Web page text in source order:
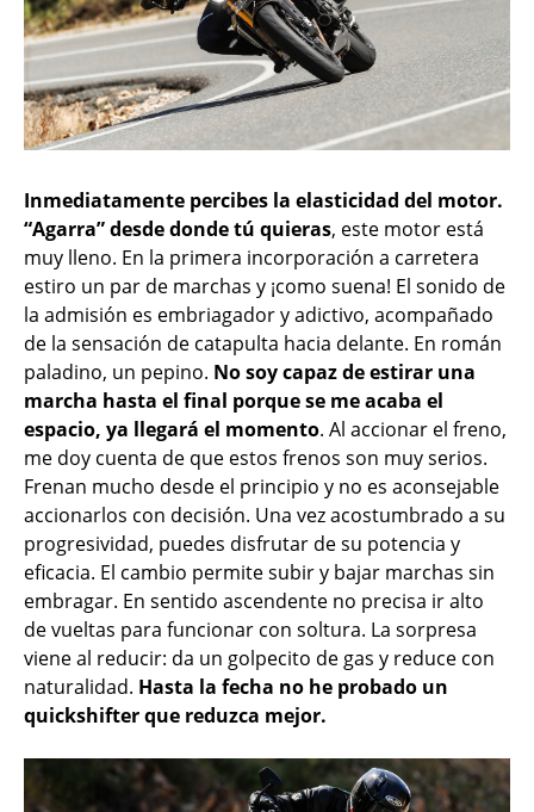
Inmediatamente percibes la elasticidad del motor.
“Agarra” desde donde tú quieras, este motor está
muy lleno. En la primera incorporación a carretera
estiro un par de marchas y ¡como suena! El sonido de
la admisión es embriagador y adictivo, acompañado
de la sensación de catapulta hacia delante. En román
paladino, un pepino. No soy capaz de estirar una
marcha hasta el final porque se me acaba el
espacio, ya llegará el momento. Al accionar el freno,
me doy cuenta de que estos frenos son muy serios.
Frenan mucho desde el principio y no es aconsejable
accionarlos con decisión. Una vez acostumbrado a su
progresividad, puedes disfrutar de su potencia y
eficacia. El cambio permite subir y bajar marchas sin
embragar. En sentido ascendente no precisa ir alto
de vueltas para funcionar con soltura. La sorpresa
viene al reducir: da un golpecito de gas y reduce con
naturalidad. Hasta la fecha no he probado un
quickshifter que reduzca mejor.